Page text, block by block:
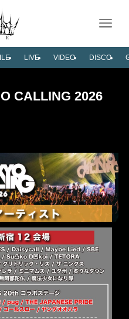
LIVE VIDEO DISCO
CALLING 2026